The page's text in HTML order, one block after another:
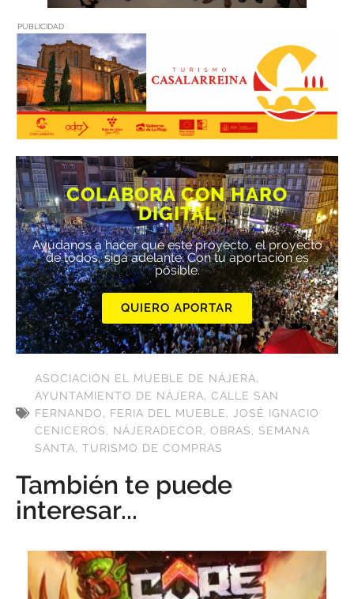
PUBLICIDAD
COLABORA CON HARO
DIGITAL
Ayúdanos a hacer que este proyecto, el proyecto
de todos, siga adelante. Con tu aportación es
posible.
QUIERO APORTAR
ASOCIACIÓN EL MUEBLE DE NÁJERA,
AYUNTAMIENTO DE NÁJERA, CALLE SAN
FERNANDO, FERIA DEL MUEBLE,
JOSÉ IGNACIO
CENICEROS, NÁJERADECOR, OBRAS, SEMANA
SANTA, TURISMO DE COMPRAS
También te puede
interesar...